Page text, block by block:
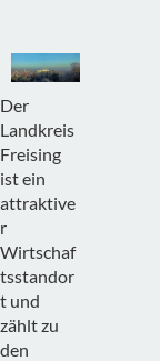
Der
Landkreis
Freising
ist ein
attraktive
r
Wirtschaf
tsstandor
t und
zählt zu
den